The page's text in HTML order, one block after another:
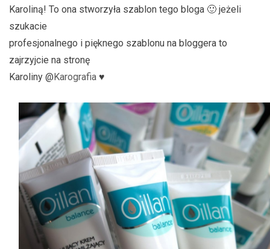
Karoliną! To ona stworzyła szablon tego bloga 🙂 jeżeli
szukacie
profesjonalnego i pięknego szablonu na bloggera to
zajrzyjcie na stronę
Karoliny @ Karografia ♥